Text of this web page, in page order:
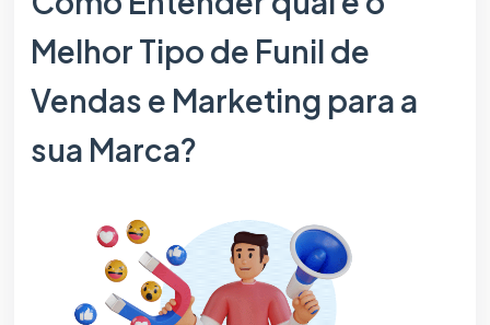
Melhor Tipo de Funil de
Vendas e Marketing para a
sua Marca?